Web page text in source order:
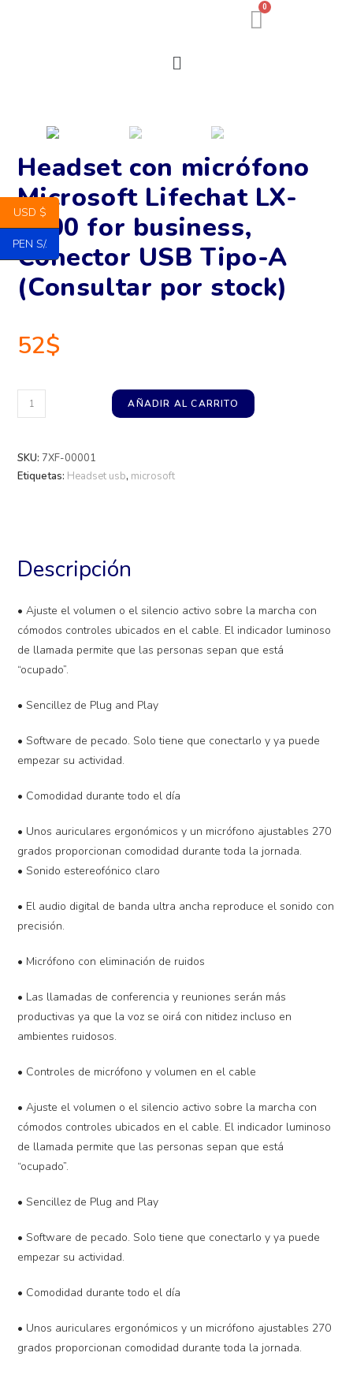
0
Headset con micrófono
Microsoft Lifechat LX-
6000 for business,
Conector USB Tipo-A
(Consultar por stock)
52$
AÑADIR AL CARRITO
SKU: 7XF-00001
Etiquetas: Headset usb, microsoft
Descripción
• Ajuste el volumen o el silencio activo sobre la marcha con
cómodos controles ubicados en el cable. El indicador luminoso
de llamada permite que las personas sepan que está
“ocupado”.
• Sencillez de Plug and Play
• Software de pecado. Solo tiene que conectarlo y ya puede
empezar su actividad.
• Comodidad durante todo el día
• Unos auriculares ergonómicos y un micrófono ajustables 270
grados proporcionan comodidad durante toda la jornada.
• Sonido estereofónico claro
• El audio digital de banda ultra ancha reproduce el sonido con
precisión.
• Micrófono con eliminación de ruidos
• Las llamadas de conferencia y reuniones serán más
productivas ya que la voz se oirá con nitidez incluso en
ambientes ruidosos.
• Controles de micrófono y volumen en el cable
• Ajuste el volumen o el silencio activo sobre la marcha con
cómodos controles ubicados en el cable. El indicador luminoso
de llamada permite que las personas sepan que está
“ocupado”.
• Sencillez de Plug and Play
• Software de pecado. Solo tiene que conectarlo y ya puede
empezar su actividad.
• Comodidad durante todo el día
• Unos auriculares ergonómicos y un micrófono ajustables 270
grados proporcionan comodidad durante toda la jornada.
USD $
PEN S/.